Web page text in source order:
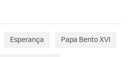
Esperança Papa Bento XVI